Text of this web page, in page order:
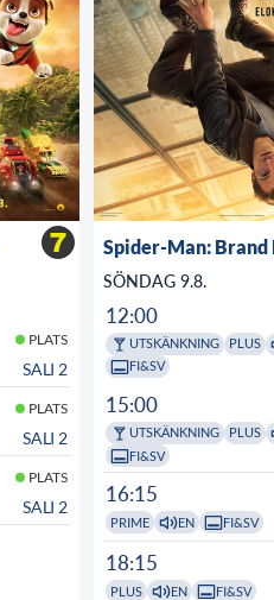
PLATS
SALI 2
PLATS
SALI 2
PLATS
SALI 2
Spider-Man: Brand
SÖNDAG 9.8.
12:00
UTSKÄNKNING
PLUS
FI&SV
15:00
UTSKÄNKNING
PLUS
FI&SV
16:15
PRIME EN FI&SV
18:15
PLUS EN FI&SV